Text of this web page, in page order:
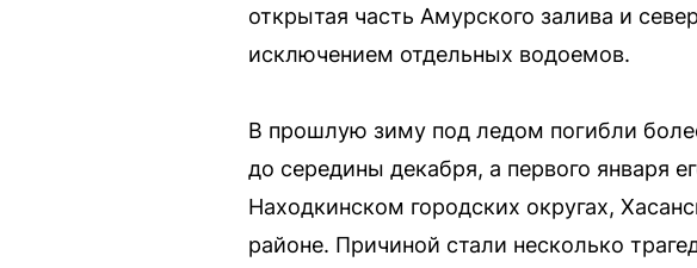
открытая часть Амурского залива и
исключением отдельных водоемов.
В прошлую зиму под ледом погибли
до середины декабря, а первого января
Находкинском городских округах,
районе. Причиной стали несколько